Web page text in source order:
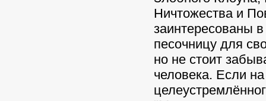
Ничтожества и
заинтересованы
песочницу для
но не стоит
человека. Если